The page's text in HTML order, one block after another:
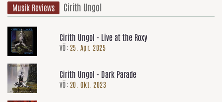
Musik Reviews Cirith Ungol
Cirith Ungol - Live at the Roxy
VÖ: 25. Apr. 2025
Cirith Ungol - Dark Parade
VÖ: 20. Okt. 2023